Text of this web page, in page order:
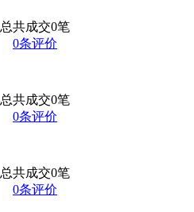
总共成交0笔
0条评价
总共成交0笔
0条评价
总共成交0笔
0条评价